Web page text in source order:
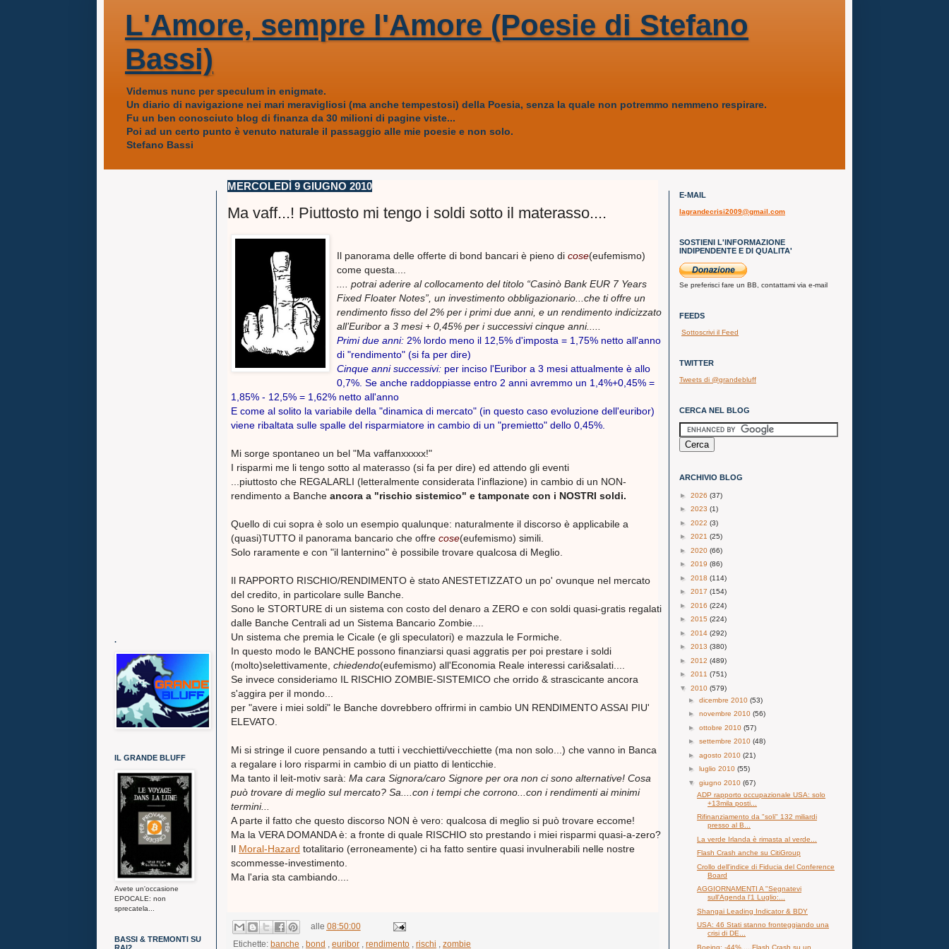
L'Amore, sempre l'Amore (Poesie di Stefano
Bassi)
Videmus nunc per speculum in enigmate.
Un diario di navigazione nei mari meravigliosi (ma anche tempestosi) della Poesia, senza la quale non potremmo nemmeno respirare.
Fu un ben conosciuto blog di finanza da 30 milioni di pagine viste...
Poi ad un certo punto è venuto naturale il passaggio alle mie poesie e non solo.
Stefano Bassi
MERCOLEDÌ 9 GIUGNO 2010
Ma vaff...! Piuttosto mi tengo i soldi sotto il materasso....
Il panorama delle offerte di bond bancari è pieno di cose(eufemismo)
come questa....
.... potrai aderire al collocamento del titolo “Casinò Bank EUR 7 Years
Fixed Floater Notes”, un investimento obbligazionario...che ti offre un
rendimento fisso del 2% per i primi due anni, e un rendimento indicizzato
all’Euribor a 3 mesi + 0,45% per i successivi cinque anni.....
Primi due anni: 2% lordo meno il 12,5% d'imposta = 1,75% netto all'anno
di "rendimento" (si fa per dire)
Cinque anni successivi: per inciso l'Euribor a 3 mesi attualmente è allo
0,7%. Se anche raddoppiasse entro 2 anni avremmo un 1,4%+0,45% =
1,85% - 12,5% = 1,62% netto all'anno
E come al solito la variabile della "dinamica di mercato" (in questo caso evoluzione dell'euribor)
viene ribaltata sulle spalle del risparmiatore in cambio di un "premietto" dello 0,45%.
Mi sorge spontaneo un bel "Ma vaffanxxxxx!"
I risparmi me li tengo sotto al materasso (si fa per dire) ed attendo gli eventi
...piuttosto che REGALARLI (letteralmente considerata l'inflazione) in cambio di un NON-
rendimento a Banche ancora a "rischio sistemico" e tamponate con i NOSTRI soldi.
Quello di cui sopra è solo un esempio qualunque: naturalmente il discorso è applicabile a
(quasi)TUTTO il panorama bancario che offre cose(eufemismo) simili.
Solo raramente e con "il lanternino" è possibile trovare qualcosa di Meglio.
Il RAPPORTO RISCHIO/RENDIMENTO è stato ANESTETIZZATO un po' ovunque nel mercato
del credito, in particolare sulle Banche.
Sono le STORTURE di un sistema con costo del denaro a ZERO e con soldi quasi-gratis regalati
dalle Banche Centrali ad un Sistema Bancario Zombie....
Un sistema che premia le Cicale (e gli speculatori) e mazzula le Formiche.
In questo modo le BANCHE possono finanziarsi quasi aggratis per poi prestare i soldi
(molto)selettivamente, chiedendo(eufemismo) all'Economia Reale interessi cari&salati....
Se invece consideriamo IL RISCHIO ZOMBIE-SISTEMICO che orrido & strascicante ancora
s'aggira per il mondo...
per "avere i miei soldi" le Banche dovrebbero offrirmi in cambio UN RENDIMENTO ASSAI PIU'
ELEVATO.
Mi si stringe il cuore pensando a tutti i vecchietti/vecchiette (ma non solo...) che vanno in Banca
a regalare i loro risparmi in cambio di un piatto di lenticchie.
Ma tanto il leit-motiv sarà: Ma cara Signora/caro Signore per ora non ci sono alternative! Cosa
può trovare di meglio sul mercato? Sa....con i tempi che corrono...con i rendimenti ai minimi
termini...
A parte il fatto che questo discorso NON è vero: qualcosa di meglio si può trovare eccome!
Ma la VERA DOMANDA è: a fronte di quale RISCHIO sto prestando i miei risparmi quasi-a-zero?
Il Moral-Hazard totalitario (erroneamente) ci ha fatto sentire quasi invulnerabili nelle nostre
scommesse-investimento.
Ma l'aria sta cambiando....
alle 08:50:00
Etichette: banche bond euribor rendimento rischi zombie
.
IL GRANDE BLUFF
Avete un'occasione
EPOCALE: non
sprecatela...
BASSI & TREMONTI SU
E-MAIL
lagrandecrisi2009@gmail.com
SOSTIENI L'INFORMAZIONE
INDIPENDENTE E DI QUALITA'
Se preferisci fare un BB, contattami via e-mail
FEEDS
Sottoscrivi il Feed
TWITTER
Tweets di @grandebluff
CERCA NEL BLOG
ARCHIVIO BLOG
► 2026 (37)
► 2023 (1)
► 2022 (3)
► 2021 (25)
► 2020 (66)
► 2019 (86)
► 2018 (114)
► 2017 (154)
► 2016 (224)
► 2015 (224)
► 2014 (292)
► 2013 (380)
► 2012 (489)
► 2011 (751)
▼ 2010 (579)
► dicembre 2010 (53)
► novembre 2010 (56)
► ottobre 2010 (57)
► settembre 2010 (48)
► agosto 2010 (21)
► luglio 2010 (55)
▼ giugno 2010 (67)
ADP rapporto occupazionale USA: solo
+13mila posti...
Rifinanziamento da "soli" 132 miliardi
presso al B...
La verde Irlanda è rimasta al verde...
Flash Crash anche su CitiGroup
Crollo dell'indice di Fiducia del Conference
Board
AGGIORNAMENTI A "Segnatevi
sull'Agenda l'1 Luglio:...
Shangai Leading Indicator & BDY
USA: 46 Stati stanno fronteggiando una
crisi di DE...
Boeing: -44%.....Flash Crash su un